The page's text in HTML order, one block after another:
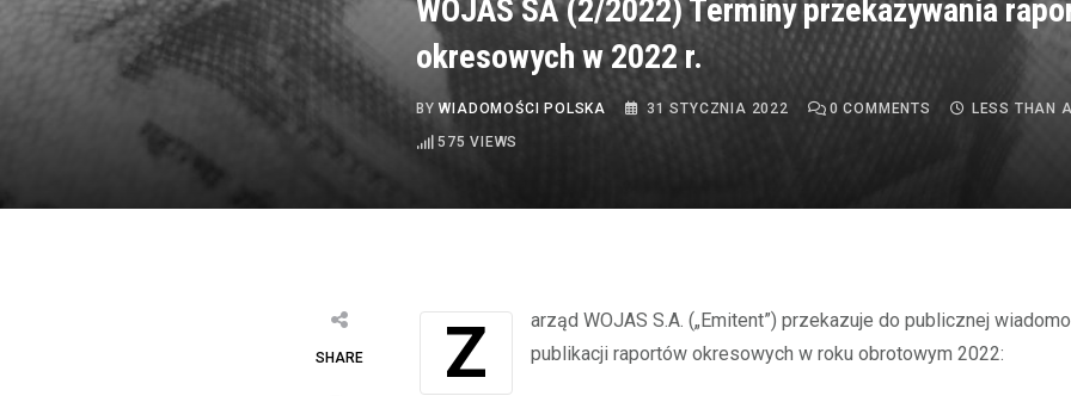
WOJAS SA (2/2022) Terminy przekazywania
okresowych w 2022 r.
BYWIADOMOŚCI POLSKA 31 STYCZNIA 2022 0 COMMENTS
LESS THAN
575 VIEWS
SHARE Zarząd WOJAS S.A. („Emitent”) przekazuje do publicznej wiadomości daty publikacji raportów okresowych w roku obrotowym 2022: